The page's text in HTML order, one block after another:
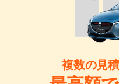
複数の見